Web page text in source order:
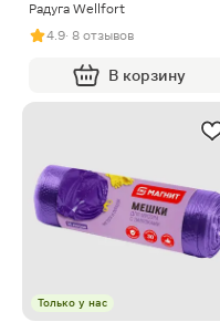
Радуга Wellfort
4.9· 8 отзывов
В корзину
Только у нас